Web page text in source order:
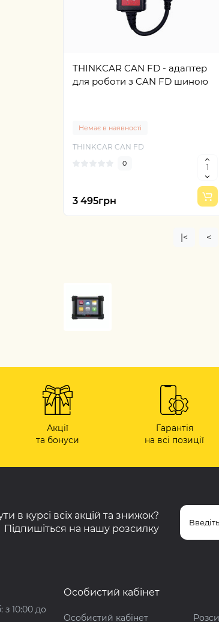
THINKCAR CAN FD - адаптер
для роботи з CAN FD шиною
Немає в наявності
THINKCAR CAN FD
0
3 495грн
|< <
Акції
та бонуси
Гарантія
на всі позиції
в курсі всіх акцій та знижок?
Підпишіться на нашу розсилку
з 10:00 до
Особистий кабінет
Особистий кабінет